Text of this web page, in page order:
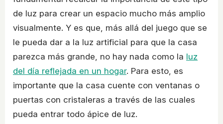
de luz para crear un espacio mucho más amplio
visualmente. Y es que, más allá del juego que se
le pueda dar a la luz artificial para que la casa
parezca más grande, no hay nada como la luz
del día reflejada en un hogar. Para esto, es
importante que la casa cuente con ventanas o
puertas con cristaleras a través de las cuales
pueda entrar todo ápice de luz.